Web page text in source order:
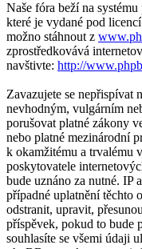
Naše fóra beží na
které je vydané pod
možno stáhnout z
zprostředkovává
navštivte: http://
Zavazujete se nepřispívat
nevhodným, vulgárním
porušovat platné zákony
nebo platné mezinárodní
k okamžitému a trvalému
poskytovatele
bude uznáno za nutné. IP
případné uplatnění těchto
odstranit, upravit,
příspěvek, pokud to bude
souhlasíte se všemi údaji